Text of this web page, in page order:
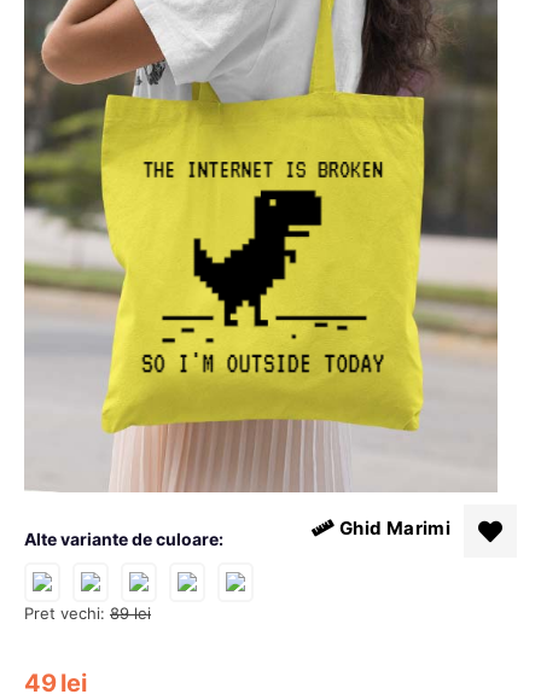
Pret vechi: 89 lei
49lei
Alte variante de culoare: Ghid Marimi